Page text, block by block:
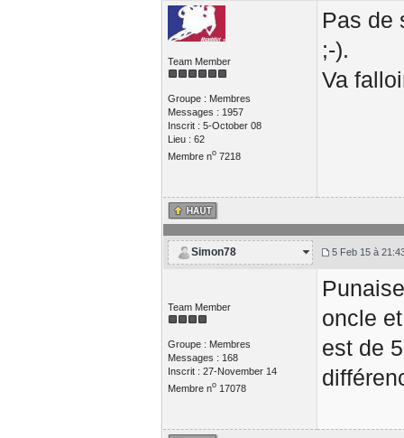
Team Member
Groupe : Membres
Messages : 1957
Inscrit : 5-October 08
Lieu : 62
Membre no7218
Pas de
;-).
Va
Simon78 5 Feb 15 à
Team Member
Groupe : Membres
Messages : 168
Inscrit : 27-November 14
Membre no17078
oncle
est de